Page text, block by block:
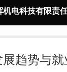
机电科技有限责
趋势与